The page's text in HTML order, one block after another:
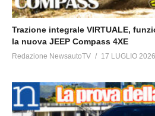
Trazione integrale VIRTUALE,
la nuova JEEP Compass 4XE
Redazione NewsautoTV 17 LUGLIO 2026